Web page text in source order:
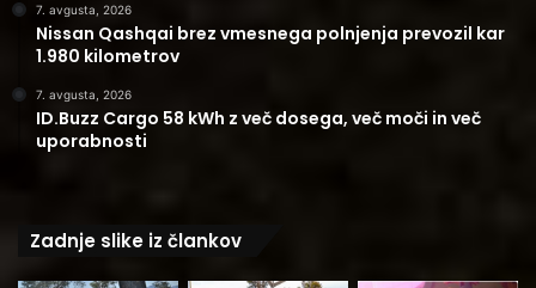
7. avgusta, 2026
Nissan Qashqai brez vmesnega polnjenja prevozil kar
1.980 kilometrov
7. avgusta, 2026
ID.Buzz Cargo 58 kWh z več dosega, več moči in več
uporabnosti
Zadnje slike iz člankov